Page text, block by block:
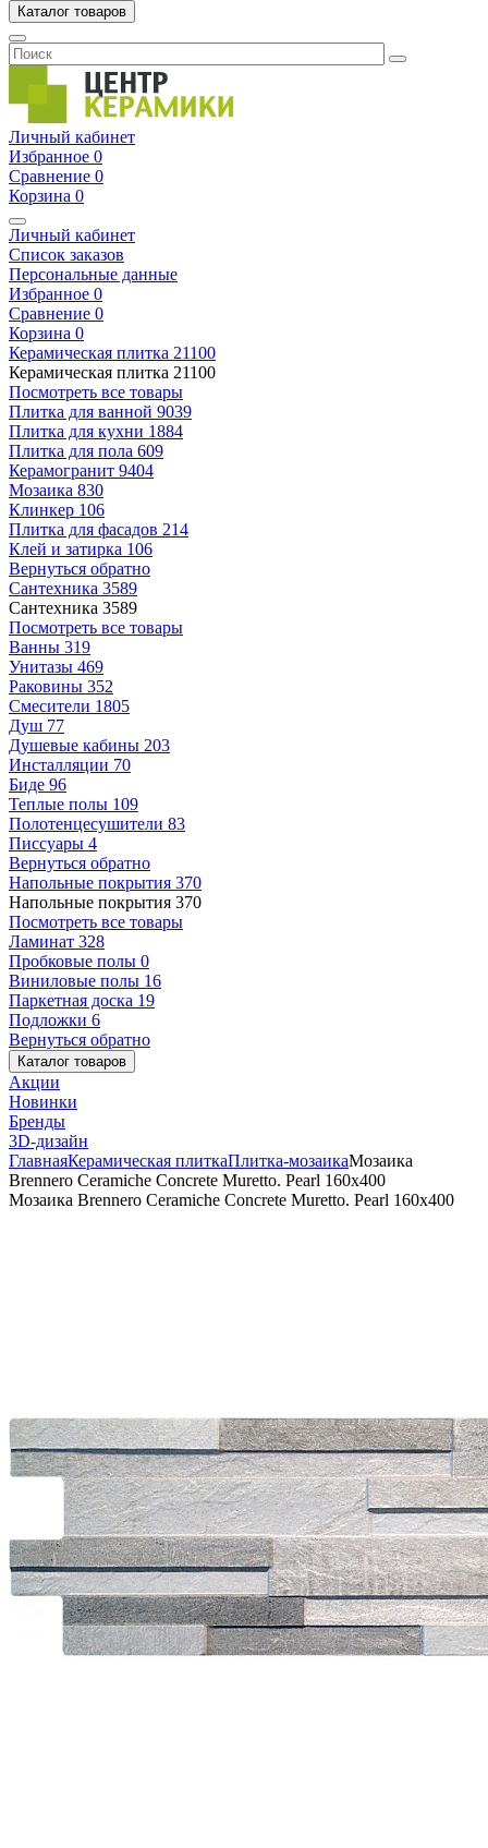
Каталог товаров
Личный кабинет
Избранное 0
Сравнение 0
Корзина 0
Личный кабинет
Список заказов
Персональные данные
Избранное 0
Сравнение 0
Корзина 0
Керамическая плитка 21100
Керамическая плитка 21100
Посмотреть все товары
Плитка для ванной 9039
Плитка для кухни 1884
Плитка для пола 609
Керамогранит 9404
Мозаика 830
Клинкер 106
Плитка для фасадов 214
Клей и затирка 106
Вернуться обратно
Сантехника 3589
Сантехника 3589
Посмотреть все товары
Ванны 319
Унитазы 469
Раковины 352
Смесители 1805
Душ 77
Душевые кабины 203
Инсталляции 70
Биде 96
Теплые полы 109
Полотенцесушители 83
Писсуары 4
Вернуться обратно
Напольные покрытия 370
Напольные покрытия 370
Посмотреть все товары
Ламинат 328
Пробковые полы 0
Виниловые полы 16
Паркетная доска 19
Подложки 6
Вернуться обратно
Каталог товаров
Акции
Новинки
Бренды
3D-дизайн
ГлавнаяКерамическая плиткаПлитка-мозаикаМозаика
Brennero Ceramiche Concrete Muretto. Pearl 160x400
Мозаика Brennero Ceramiche Concrete Muretto. Pearl 160x400